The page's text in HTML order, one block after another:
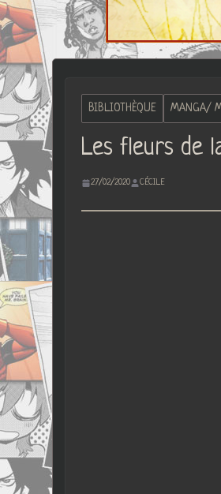
BIBLIOTHÈQUE MANGA/
Les fleurs de
27/02/2020 CÉCILE